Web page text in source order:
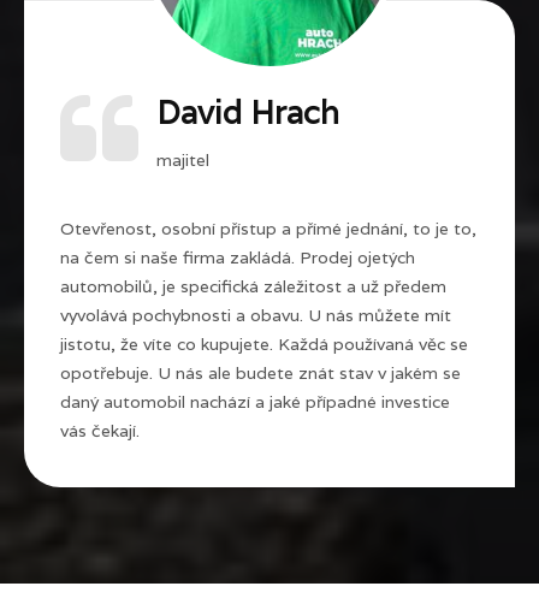
David Hrach
majitel
Otevřenost, osobní přístup a přímé jednání, to je to,
na čem si naše firma zakládá. Prodej ojetých
automobilů, je specifická záležitost a už předem
vyvolává pochybnosti a obavu. U nás můžete mít
jistotu, že víte co kupujete. Každá používaná věc se
opotřebuje. U nás ale budete znát stav v jakém se
daný automobil nachází a jaké případné investice
vás čekají.